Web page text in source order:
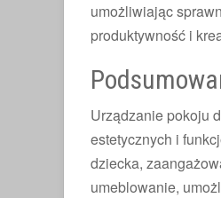
umożliwiając
produktywność i
Urządzanie pokoju
estetycznych i
dziecka,
umeblowanie,